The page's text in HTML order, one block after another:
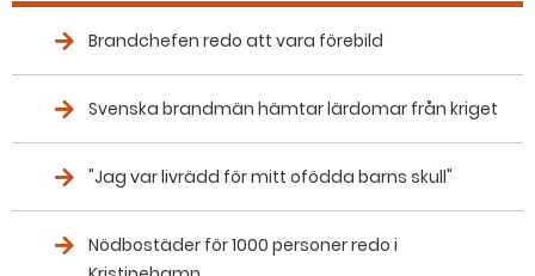
Brandchefen redo att vara förebild
Svenska brandmän hämtar lärdomar från kriget
"Jag var livrädd för mitt ofödda barns skull"
Nödbostäder för 1000 personer redo i